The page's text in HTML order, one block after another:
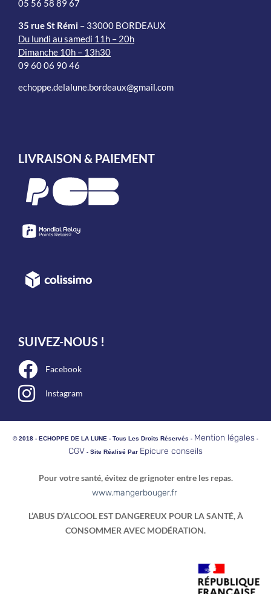
05 56 58 89 67
35 rue St Rémi – 33000 BORDEAUX
Du lundi au samedi 11h – 20h
Dimanche 10h – 13h30
09 60 06 90 46
echoppe.delalune.bordeaux@gmail.com
LIVRAISON & PAIEMENT
SUIVEZ-NOUS !
Facebook
Instagram
© 2018 - ECHOPPE DE LA LUNE - Tous Les Droits Réservés - Mention légales -
CGV - Site Réalisé Par Epicure conseils
Pour votre santé, évitez de grignoter entre les repas.
www.mangerbouger.fr
L’ABUS D’ALCOOL EST DANGEREUX POUR LA SANTÉ, À
CONSOMMER AVEC MODÉRATION.